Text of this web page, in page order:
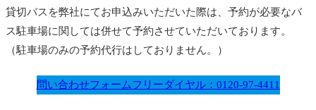
貸切バスを弊社にてお申込みいただいた際は、予約が必要なバ
ス駐車場に関しては併せて予約させていただいております。
（駐車場のみの予約代行はしておりません。）
問い合わせフォームフリーダイヤル：0120-97-4411